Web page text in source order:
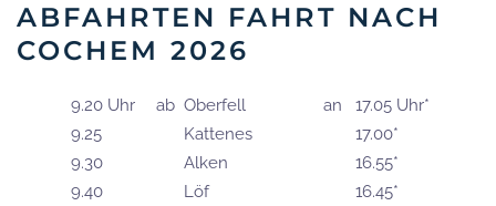
ABFAHRTEN FAHRT NACH
COCHEM 2026
9.20 Uhr ab Oberfell an
17.05 Uhr*
9.25
Kattenes
17.00*
9.30
Alken
16.55*
9.40
Löf
16.45*